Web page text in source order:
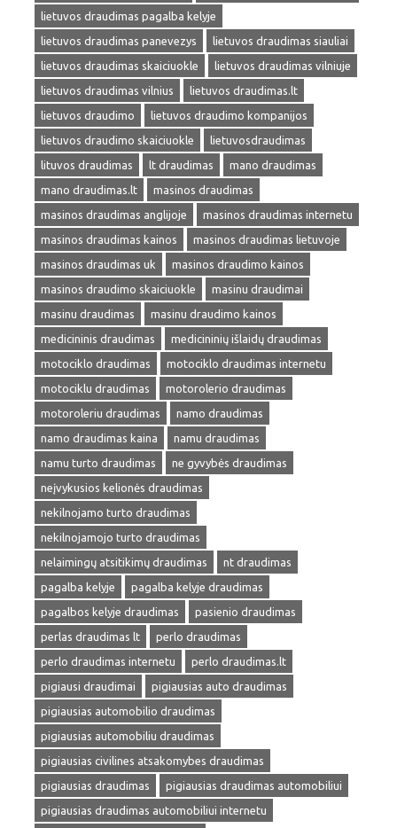
lietuvos draudimas pagalba kelyje
lietuvos draudimas panevezys
lietuvos draudimas siauliai
lietuvos draudimas skaiciuokle
lietuvos draudimas vilniuje
lietuvos draudimas vilnius
lietuvos draudimas.lt
lietuvos draudimo
lietuvos draudimo kompanijos
lietuvos draudimo skaiciuokle
lietuvosdraudimas
lituvos draudimas
lt draudimas
mano draudimas
mano draudimas.lt
masinos draudimas
masinos draudimas anglijoje
masinos draudimas internetu
masinos draudimas kainos
masinos draudimas lietuvoje
masinos draudimas uk
masinos draudimo kainos
masinos draudimo skaiciuokle
masinu draudimai
masinu draudimas
masinu draudimo kainos
medicininis draudimas
medicininių išlaidų draudimas
motociklo draudimas
motociklo draudimas internetu
motociklu draudimas
motorolerio draudimas
motoroleriu draudimas
namo draudimas
namo draudimas kaina
namu draudimas
namu turto draudimas
ne gyvybės draudimas
neįvykusios kelionės draudimas
nekilnojamo turto draudimas
nekilnojamojo turto draudimas
nelaimingų atsitikimų draudimas
nt draudimas
pagalba kelyje
pagalba kelyje draudimas
pagalbos kelyje draudimas
pasienio draudimas
perlas draudimas lt
perlo draudimas
perlo draudimas internetu
perlo draudimas.lt
pigiausi draudimai
pigiausias auto draudimas
pigiausias automobilio draudimas
pigiausias automobiliu draudimas
pigiausias civilines atsakomybes draudimas
pigiausias draudimas
pigiausias draudimas automobiliui
pigiausias draudimas automobiliui internetu